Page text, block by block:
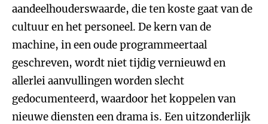
aandeelhouderswaarde, die ten koste gaat van de
cultuur en het personeel. De kern van de
machine, in een oude programmeertaal
geschreven, wordt niet tijdig vernieuwd en
allerlei aanvullingen worden slecht
gedocumenteerd, waardoor het koppelen van
nieuwe diensten een drama is. Een uitzonderlijk